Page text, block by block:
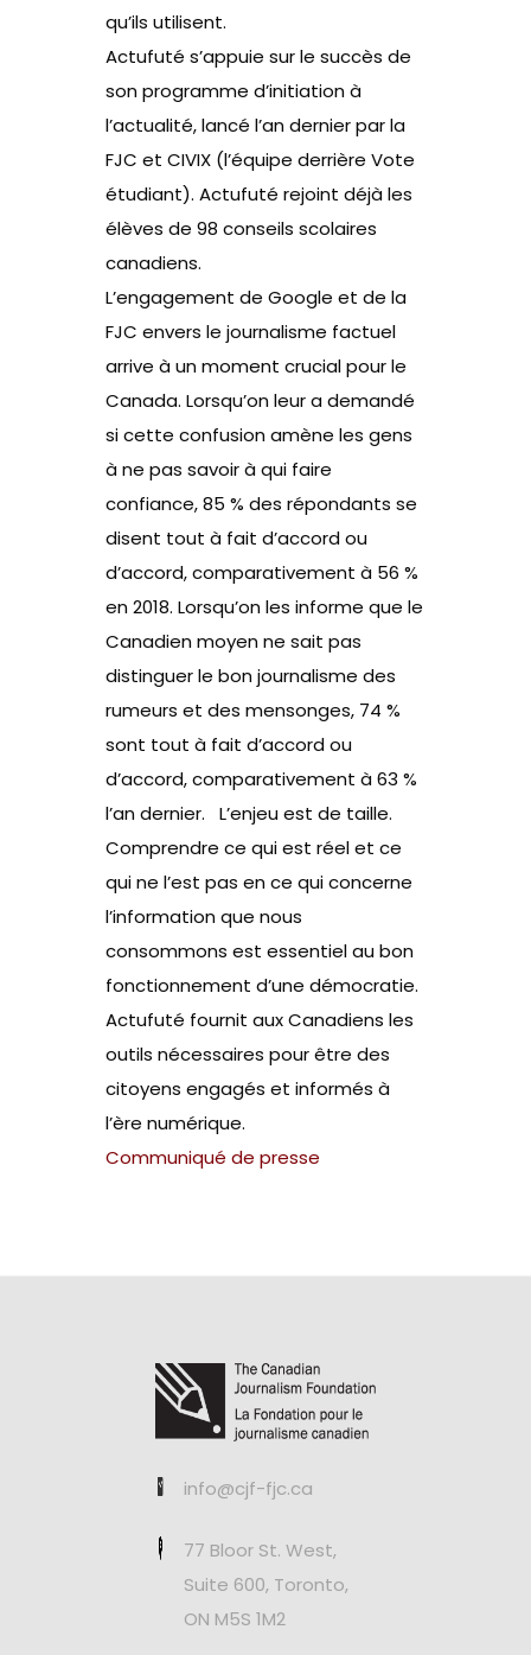
qu’ils utilisent.
Actufuté s’appuie sur le succès de
son programme d’initiation à
l’actualité, lancé l’an dernier par la
FJC et CIVIX (l’équipe derrière Vote
étudiant). Actufuté rejoint déjà les
élèves de 98 conseils scolaires
canadiens.
L’engagement de Google et de la
FJC envers le journalisme factuel
arrive à un moment crucial pour le
Canada. Lorsqu’on leur a demandé
si cette confusion amène les gens
à ne pas savoir à qui faire
confiance, 85 % des répondants se
disent tout à fait d’accord ou
d’accord, comparativement à 56 %
en 2018. Lorsqu’on les informe que le
Canadien moyen ne sait pas
distinguer le bon journalisme des
rumeurs et des mensonges, 74 %
sont tout à fait d’accord ou
d’accord, comparativement à 63 %
l’an dernier. L’enjeu est de taille.
Comprendre ce qui est réel et ce
qui ne l’est pas en ce qui concerne
l’information que nous
consommons est essentiel au bon
fonctionnement d’une démocratie.
Actufuté fournit aux Canadiens les
outils nécessaires pour être des
citoyens engagés et informés à
l’ère numérique.
Communiqué de presse
info@cjf-fjc.ca
77 Bloor St. West,
Suite 600, Toronto,
ON M5S 1M2